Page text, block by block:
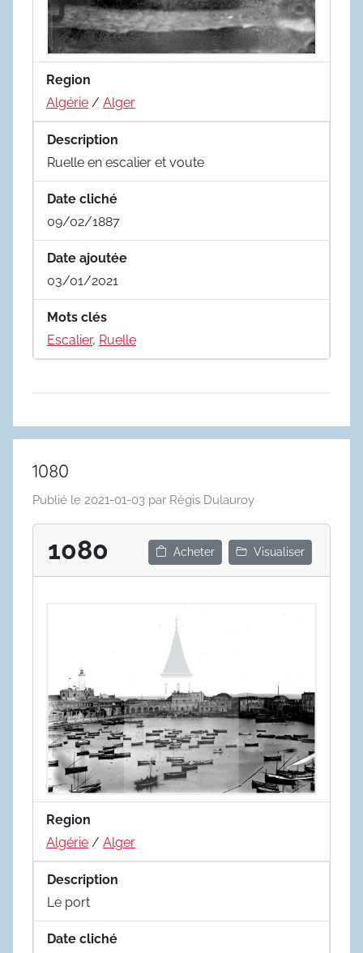
Region
Algérie / Alger
Description
Ruelle en escalier et voute
Date cliché
09/02/1887
Date ajoutée
03/01/2021
Mots clés
Escalier, Ruelle
1080
Publié le 2021-01-03 par Régis Dulauroy
1080 Acheter Visualiser
Region
Algérie / Alger
Description
Le port
Date cliché